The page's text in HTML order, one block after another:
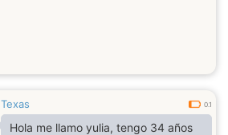
Texas 0.1
Hola me llamo yulia, tengo 34 años